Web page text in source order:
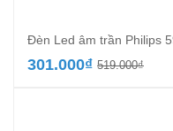
Đèn Led âm trần Philips
519.000₫Giá
301.000₫
Giá